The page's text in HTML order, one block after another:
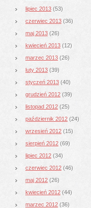
lipiec 2013 (53)
czerwiec 2013 (36)
maj 2013 (26)
kwiecień 2013 (12)
marzec 2013 (26)
luty 2013 (39)
styczeń 2013 (40)
grudzień 2012 (39)
listopad 2012 (25)
październik 2012 (24)
wrzesień 2012 (15)
sierpień 2012 (69)
lipiec 2012 (34)
czerwiec 2012 (46)
maj 2012 (26)
kwiecień 2012 (44)
marzec 2012 (36)